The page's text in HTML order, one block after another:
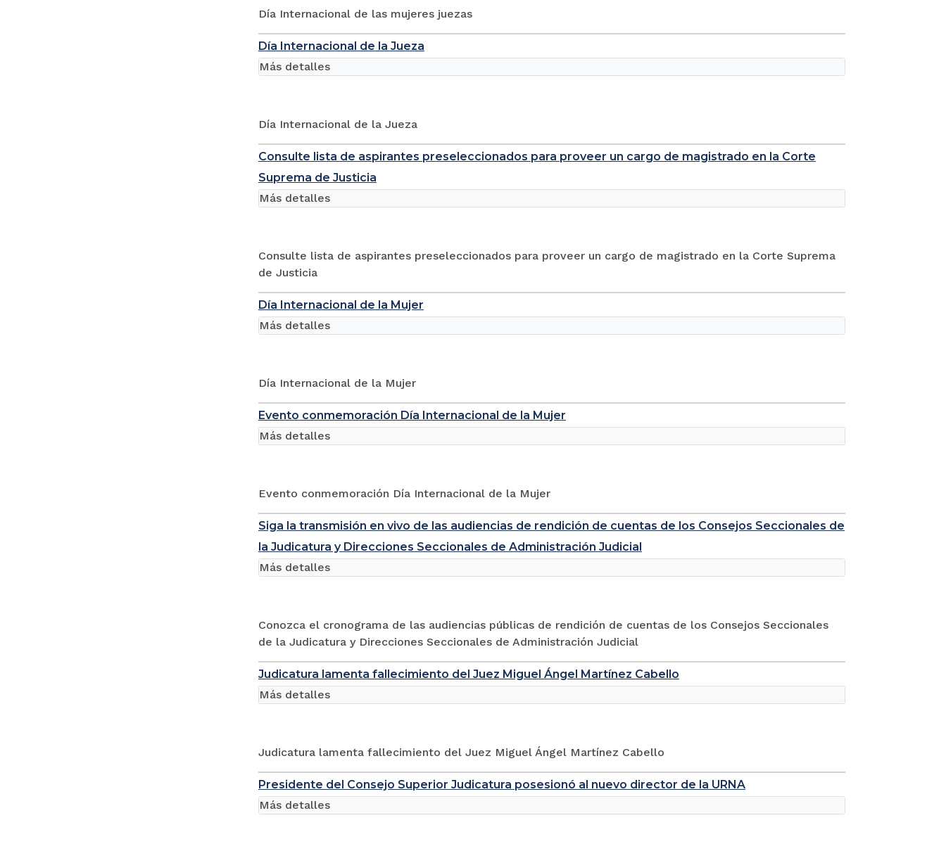
Día Internacional de las mujeres juezas
Día Internacional de la Jueza
Día Internacional de la Jueza
Más detalles
Consulte lista de aspirantes preseleccionados para proveer un cargo de magistrado en la Corte
Suprema de Justicia
Consulte lista de aspirantes preseleccionados para proveer un cargo de magistrado en la Corte Suprema
de Justicia
Más detalles
Día Internacional de la Mujer
Día Internacional de la Mujer
Más detalles
Evento conmemoración Día Internacional de la Mujer
Evento conmemoración Día Internacional de la Mujer
Más detalles
Siga la transmisión en vivo de las audiencias de rendición de cuentas de los Consejos Seccionales de
la Judicatura y Direcciones Seccionales de Administración Judicial
Conozca el cronograma de las audiencias públicas de rendición de cuentas de los Consejos Seccionales
de la Judicatura y Direcciones Seccionales de Administración Judicial
Más detalles
Judicatura lamenta fallecimiento del Juez Miguel Ángel Martínez Cabello
Judicatura lamenta fallecimiento del Juez Miguel Ángel Martínez Cabello
Más detalles
Presidente del Consejo Superior Judicatura posesionó al nuevo director de la URNA
Más detalles